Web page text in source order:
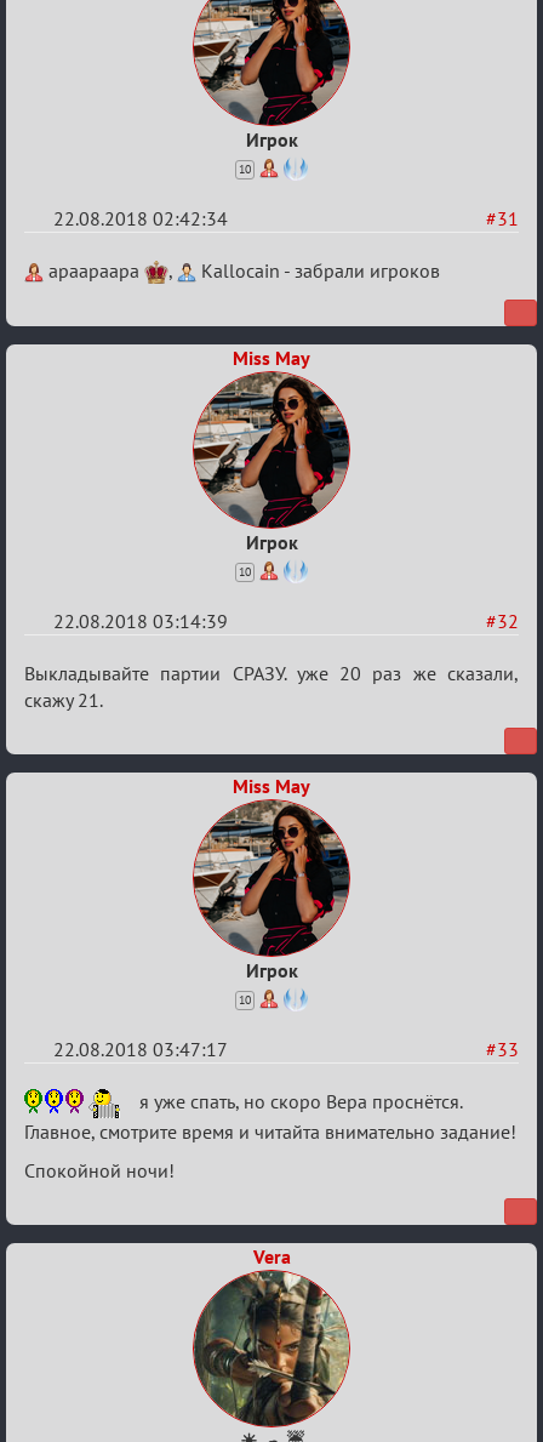
Игрок
10
#31
22.08.2018 02:42:34
Re:
"Hot
apaapaapa , Kallocain - забрали игроков
Miss May
Игрок
10
#32
22.08.2018 03:14:39
Re:
Обсуждение
Fuzz
Выкладывайте партии СРАЗУ. уже 20 раз же сказали,
скажу 21.
Miss May
Игрок
10
#33
22.08.2018 03:47:17
Re:
Обсуждение
"Hot
Building"
я уже спать, но скоро Вера проснётся.
Главное, смотрите время и читайта внимательно задание!
Спокойной ночи!
Vera